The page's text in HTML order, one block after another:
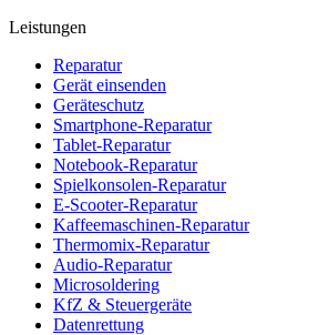
Leistungen
Reparatur
Gerät einsenden
Geräteschutz
Smartphone-Reparatur
Tablet-Reparatur
Notebook-Reparatur
Spielkonsolen-Reparatur
E-Scooter-Reparatur
Kaffeemaschinen-Reparatur
Thermomix-Reparatur
Audio-Reparatur
Microsoldering
KfZ & Steuergeräte
Datenrettung